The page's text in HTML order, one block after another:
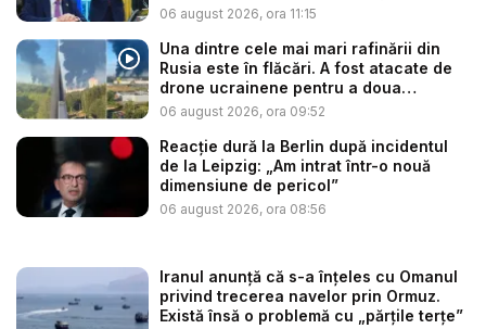
06 august 2026, ora 11:15
Una dintre cele mai mari rafinării din
Rusia este în flăcări. A fost atacate de
drone ucrainene pentru a doua
noapte...
06 august 2026, ora 09:52
Reacție dură la Berlin după incidentul
de la Leipzig: „Am intrat într-o nouă
dimensiune de pericol”
06 august 2026, ora 08:56
Iranul anunță că s-a înțeles cu Omanul
privind trecerea navelor prin Ormuz.
Există însă o problemă cu „părțile terțe”